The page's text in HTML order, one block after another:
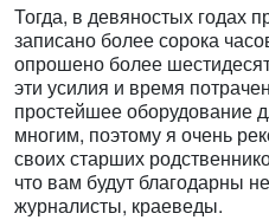
Тогда, в девяностых годах
записано более сорока
опрошено более
эти усилия и время
простейшее оборудование
многим, поэтому я очень
своих старших
что вам будут благодарны
журналисты, краеведы.